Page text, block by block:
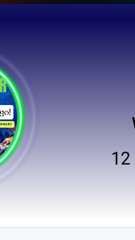
12